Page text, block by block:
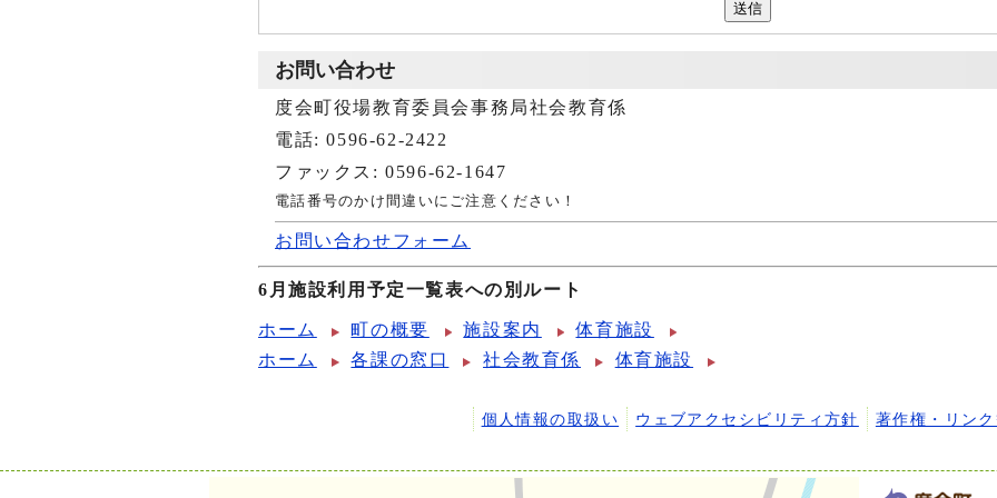
お問い合わせ
度会町役場教育委員会事務局社会教育係
電話: 0596-62-2422
ファックス: 0596-62-1647
電話番号のかけ間違いにご注意ください！
お問い合わせフォーム
6月施設利用予定一覧表への別ルート
ホーム 町の概要 施設案内
体育施設
ホーム
各課の窓口 社会教育係 体育施設
個人情報の取扱い ウェブアクセシビリティ方針 著作権・リン